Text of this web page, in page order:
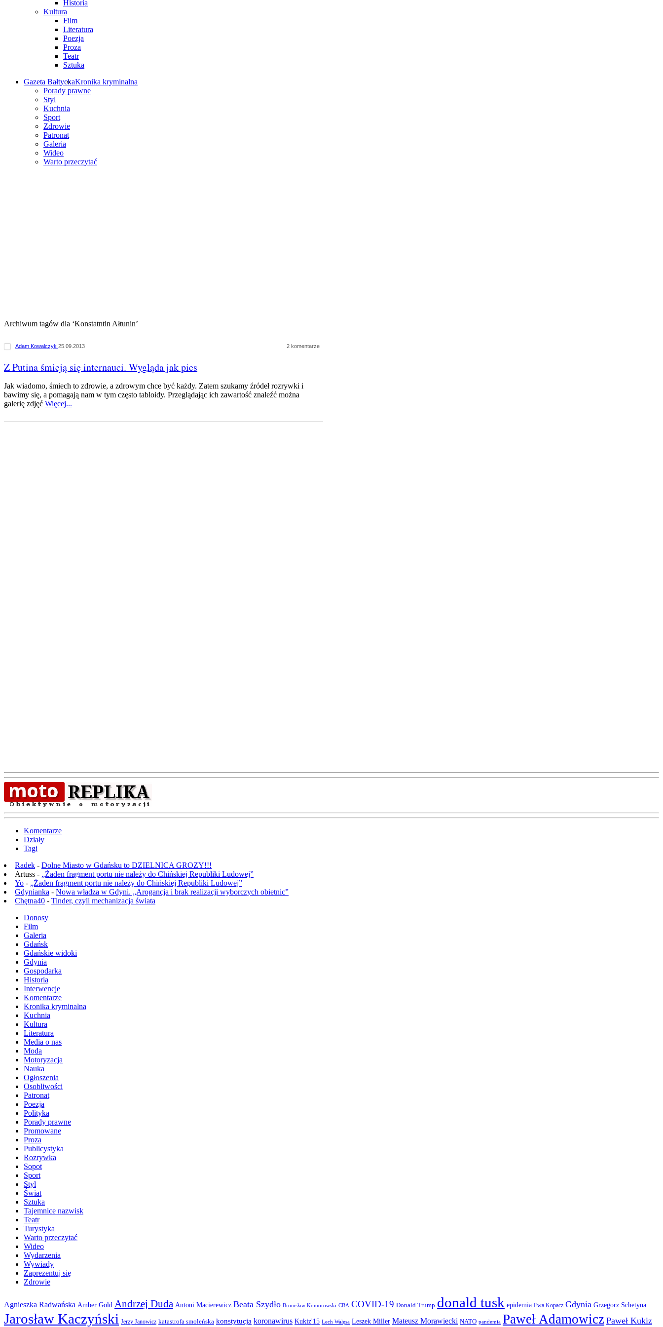
Historia
Kultura
Film
Literatura
Poezja
Proza
Teatr
Sztuka
Gazeta BałtyckaKronika kryminalna
Porady prawne
Styl
Kuchnia
Sport
Zdrowie
Patronat
Galeria
Wideo
Warto przeczytać
Archiwum tagów dla ‘Konstatntin Ałtunin’
Adam Kowalczyk 25.09.2013 2 komentarze
Z Putina śmieją się internauci. Wygląda jak pies
Jak wiadomo, śmiech to zdrowie, a zdrowym chce być każdy. Zatem szukamy źródeł rozrywki i
bawimy się, a pomagają nam w tym często tabloidy. Przeglądając ich zawartość znaleźć można
galerię zdjęć Więcej...
Komentarze
Działy
Tagi
Radek - Dolne Miasto w Gdańsku to DZIELNICA GROZY!!!
Artuss - „Żaden fragment portu nie należy do Chińskiej Republiki Ludowej”
Yo - „Żaden fragment portu nie należy do Chińskiej Republiki Ludowej”
Gdynianka - Nowa władza w Gdyni. „Arogancja i brak realizacji wyborczych obietnic”
Chętna40 - Tinder, czyli mechanizacja świata
Donosy
Film
Galeria
Gdańsk
Gdańskie widoki
Gdynia
Gospodarka
Historia
Interwencje
Komentarze
Kronika kryminalna
Kuchnia
Kultura
Literatura
Media o nas
Moda
Motoryzacja
Nauka
Ogłoszenia
Osobliwości
Patronat
Poezja
Polityka
Porady prawne
Promowane
Proza
Publicystyka
Rozrywka
Sopot
Sport
Styl
Świat
Sztuka
Tajemnice nazwisk
Teatr
Turystyka
Warto przeczytać
Wideo
Wydarzenia
Wywiady
Zaprezentuj się
Zdrowie
Agnieszka Radwańska Amber Gold Andrzej Duda Antoni Macierewicz Beata Szydło Bronisław Komorowski CBA COVID-19 Donald Trump donald tusk epidemia Ewa Kopacz Gdynia Grzegorz Schetyna
Jarosław Kaczyński Jerzy Janowicz katastrofa smoleńska konstytucja koronawirus Kukiz'15 Lech Wałęsa Leszek Miller Mateusz Morawiecki NATO pandemia Paweł Adamowicz Paweł Kukiz